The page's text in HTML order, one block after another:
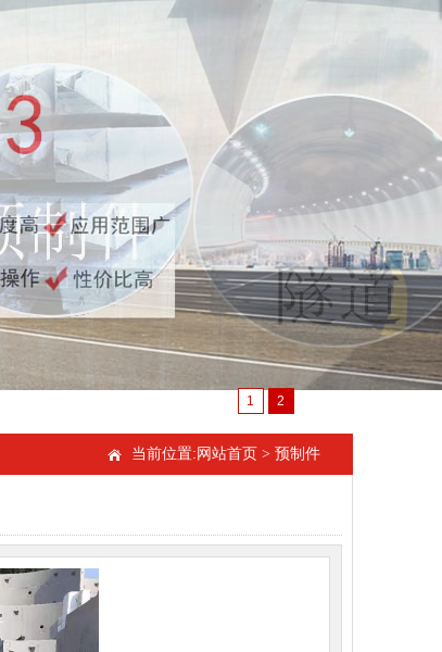
1 2
当前位置: 网站首页 > 预制件